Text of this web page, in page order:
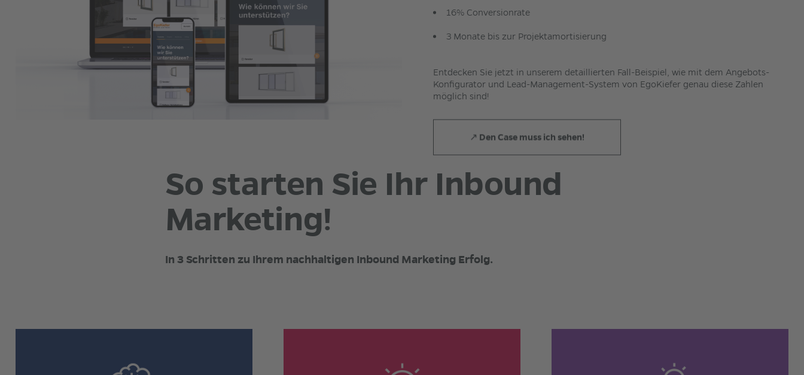
16% Conversionrate
3 Monate bis zur Projektamortisierung
Entdecken Sie jetzt in unserem detaillierten Fall-Beispiel, wie mit dem Angebots-
Konfigurator und Lead-Management-System von EgoKiefer genau diese Zahlen
möglich sind!
↗ Den Case muss ich sehen!
So starten Sie Ihr Inbound
Marketing!
In 3 Schritten zu Ihrem nachhaltigen Inbound Marketing Erfolg.